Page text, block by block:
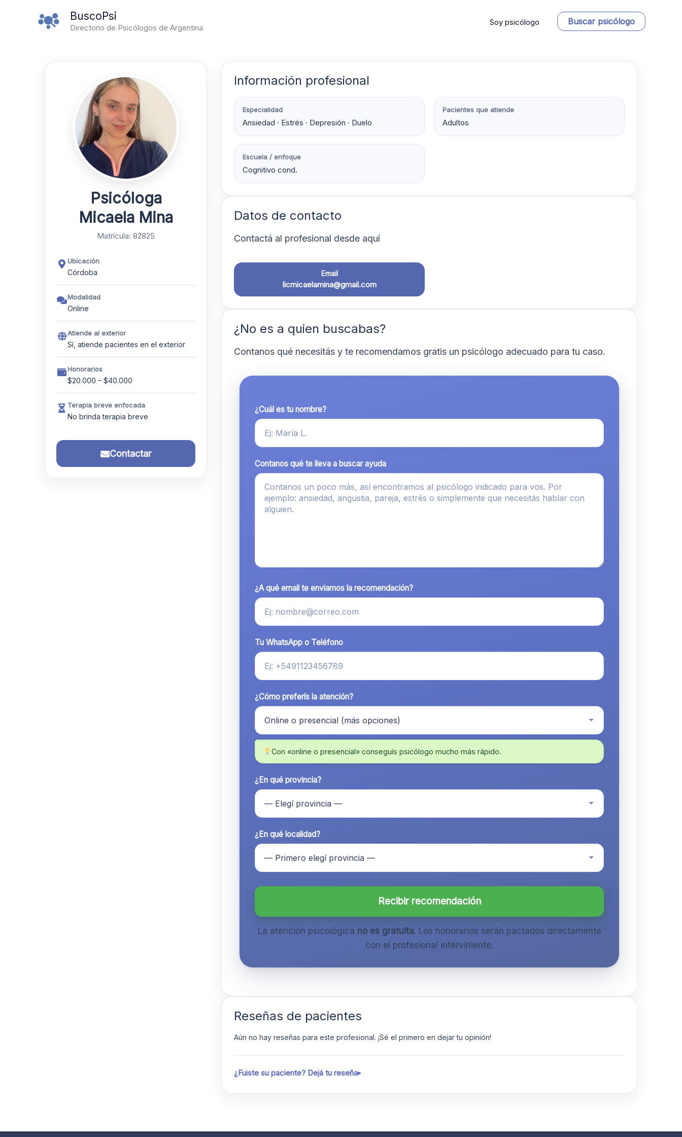
BuscoPsi
Directorio de Psicólogos de Argentina
Soy psicólogo Buscar psicólogo
Psicóloga
Micaela Mina
Matrícula: 82825
Ubicación
Córdoba
Modalidad
Online
Atiende al exterior
Sí, atiende pacientes en el exterior
Honorarios
$20.000 – $40.000
Terapia breve enfocada
No brinda terapia breve
Contactar
Información profesional
Especialidad
Ansiedad · Estrés · Depresión · Duelo
Pacientes que atiende
Adultos
Escuela / enfoque
Cognitivo cond.
Datos de contacto
Contactá al profesional desde aquí
Email
licmicaelamina@gmail.com
¿No es a quien buscabas?
Contanos qué necesitás y te recomendamos gratis un psicólogo adecuado para tu caso.
¿Cuál es tu nombre?
Contanos qué te lleva a buscar ayuda
¿A qué email te enviamos la recomendación?
Tu WhatsApp o Teléfono
¿Cómo preferís la atención?
Con «online o presencial» conseguís psicólogo mucho más rápido.
¿En qué provincia?
¿En qué localidad?
Recibir recomendación
La atención psicológica no es gratuita. Los honorarios serán pactados directamente
con el profesional interviniente.
Reseñas de pacientes
Aún no hay reseñas para este profesional. ¡Sé el primero en dejar tu opinión!
¿Fuiste su paciente? Dejá tu reseña